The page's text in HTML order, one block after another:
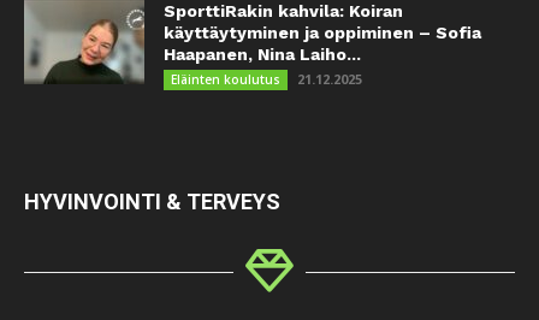
SporttiRakin kahvila: Koiran
käyttäytyminen ja oppiminen – Sofia
Haapanen, Nina Laiho...
Eläinten koulutus 21.12.2025
HYVINVOINTI & TERVEYS